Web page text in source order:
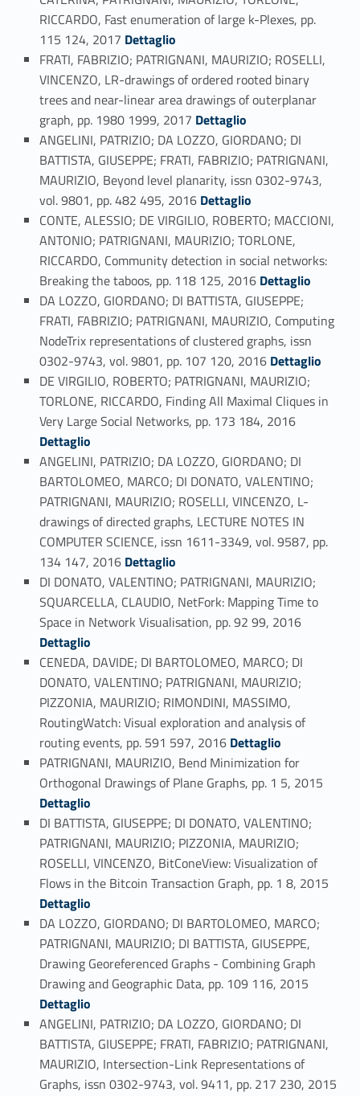
RICCARDO, Fast enumeration of large k-Plexes, pp.
115 124, 2017 Link identifier #identifier_person_121846-98
Dettaglio
FRATI, FABRIZIO; PATRIGNANI, MAURIZIO; ROSELLI,
VINCENZO, LR-drawings of ordered rooted binary
trees and near-linear area drawings of outerplanar
graph, pp. 1980 1999, 2017 Link identifier #identifier_person_18919-99
Dettaglio
ANGELINI, PATRIZIO; DA LOZZO, GIORDANO; DI
BATTISTA, GIUSEPPE; FRATI, FABRIZIO; PATRIGNANI,
MAURIZIO, Beyond level planarity, issn 0302-9743,
vol. 9801, pp. 482 495, 2016 Link identifier #identifier_person_142662-100
Dettaglio
CONTE, ALESSIO; DE VIRGILIO, ROBERTO; MACCIONI,
ANTONIO; PATRIGNANI, MAURIZIO; TORLONE,
RICCARDO, Community detection in social networks:
Breaking the taboos, pp. 118 125, 2016 Link identifier #identifier_person_77837-101
Dettaglio
DA LOZZO, GIORDANO; DI BATTISTA, GIUSEPPE;
FRATI, FABRIZIO; PATRIGNANI, MAURIZIO, Computing
NodeTrix representations of clustered graphs, issn
0302-9743, vol. 9801, pp. 107 120, 2016 Link identifier #identifier_person_160412-102
Dettaglio
DE VIRGILIO, ROBERTO; PATRIGNANI, MAURIZIO;
TORLONE, RICCARDO, Finding All Maximal Cliques in
Very Large Social Networks, pp. 173 184, 2016Link identifier #identifier_person_132896-103
Dettaglio
ANGELINI, PATRIZIO; DA LOZZO, GIORDANO; DI
BARTOLOMEO, MARCO; DI DONATO, VALENTINO;
PATRIGNANI, MAURIZIO; ROSELLI, VINCENZO, L-
drawings of directed graphs, LECTURE NOTES IN
COMPUTER SCIENCE, issn 1611-3349, vol. 9587, pp.
134 147, 2016 Link identifier #identifier_person_11887-104
Dettaglio
DI DONATO, VALENTINO; PATRIGNANI, MAURIZIO;
SQUARCELLA, CLAUDIO, NetFork: Mapping Time to
Space in Network Visualisation, pp. 92 99, 2016
Dettaglio
CENEDA, DAVIDE; DI BARTOLOMEO, MARCO; DI
DONATO, VALENTINO; PATRIGNANI, MAURIZIO;
PIZZONIA, MAURIZIO; RIMONDINI, MASSIMO,
RoutingWatch: Visual exploration and analysis of
routing events, pp. 591 597, 2016 Link identifier #identifier_person_111811-106
Dettaglio
PATRIGNANI, MAURIZIO, Bend Minimization for
Orthogonal Drawings of Plane Graphs, pp. 1 5, 2015
Dettaglio
DI BATTISTA, GIUSEPPE; DI DONATO, VALENTINO;
PATRIGNANI, MAURIZIO; PIZZONIA, MAURIZIO;
ROSELLI, VINCENZO, BitConeView: Visualization of
Flows in the Bitcoin Transaction Graph, pp. 1 8, 2015
Dettaglio
DA LOZZO, GIORDANO; DI BARTOLOMEO, MARCO;
PATRIGNANI, MAURIZIO; DI BATTISTA, GIUSEPPE,
Drawing Georeferenced Graphs - Combining Graph
Drawing and Geographic Data, pp. 109 116, 2015
Dettaglio
ANGELINI, PATRIZIO; DA LOZZO, GIORDANO; DI
BATTISTA, GIUSEPPE; FRATI, FABRIZIO; PATRIGNANI,
MAURIZIO, Intersection-Link Representations of
Graphs, issn 0302-9743, vol. 9411, pp. 217 230, 2015